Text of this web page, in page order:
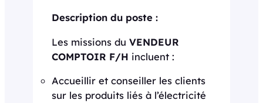
Description du poste :
Les missions du VENDEUR
COMPTOIR F/H incluent :
Accueillir et conseiller les clients
sur les produits liés à l’électricité